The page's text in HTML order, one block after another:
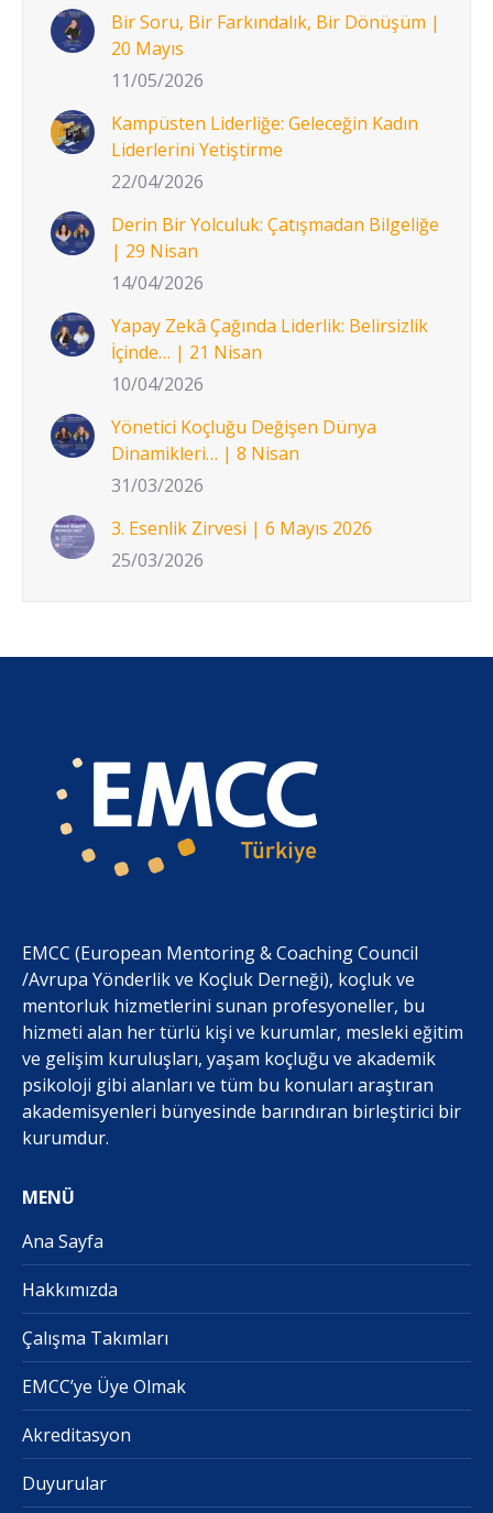
Bir Soru, Bir Farkındalık, Bir Dönüşüm |
20 Mayıs
11/05/2026
Kampüsten Liderliğe: Geleceğin Kadın
Liderlerini Yetiştirme
22/04/2026
Derin Bir Yolculuk: Çatışmadan Bilgeliğe
| 29 Nisan
14/04/2026
Yapay Zekâ Çağında Liderlik: Belirsizlik
İçinde… | 21 Nisan
10/04/2026
Yönetici Koçluğu Değişen Dünya
Dinamikleri… | 8 Nisan
31/03/2026
3. Esenlik Zirvesi | 6 Mayıs 2026
25/03/2026
EMCC (European Mentoring & Coaching Council
/Avrupa Yönderlik ve Koçluk Derneği), koçluk ve
mentorluk hizmetlerini sunan profesyoneller, bu
hizmeti alan her türlü kişi ve kurumlar, mesleki eğitim
ve gelişim kuruluşları, yaşam koçluğu ve akademik
psikoloji gibi alanları ve tüm bu konuları araştıran
akademisyenleri bünyesinde barındıran birleştirici bir
kurumdur.
MENÜ
Ana Sayfa
Hakkımızda
Çalışma Takımları
EMCC’ye Üye Olmak
Akreditasyon
Duyurular